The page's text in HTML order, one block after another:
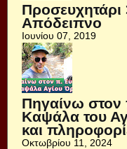
Απόδειπνο
Ιουνίου 07, 2019
Πηγαίνω στον
Καψάλα του
και
Οκτωβρίου 11, 2024